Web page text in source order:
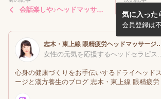
会話楽しや♪ヘッドマッサー
薬膳にはお
ル｣あり！
志木・東上線 眼精疲労ヘッドマッサージ・ドライヘッドスパ☆目の疲れ・PMS・
女性の元気を応
心身の健康づくりをお手伝いするドライヘッド
ージと漢方養生のブログ 志木・東上線 眼精疲労
気に入った
会員登録は